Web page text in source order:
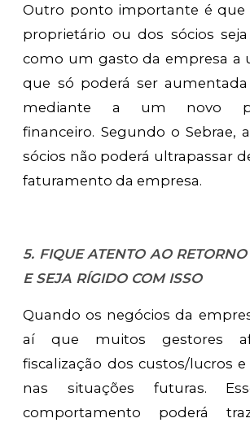
Outro ponto importante é que
proprietário ou dos sócios
como um gasto da empresa a
que só poderá ser
mediante a um novo
financeiro. Segundo o Sebrae,
sócios não poderá ultrapassar
faturamento da empresa.
5. FIQUE ATENTO AO
E SEJA RÍGIDO COM ISSO
Quando os negócios da
aí que muitos gestores
fiscalização dos custos/lucros
nas situações futuras.
comportamento poderá